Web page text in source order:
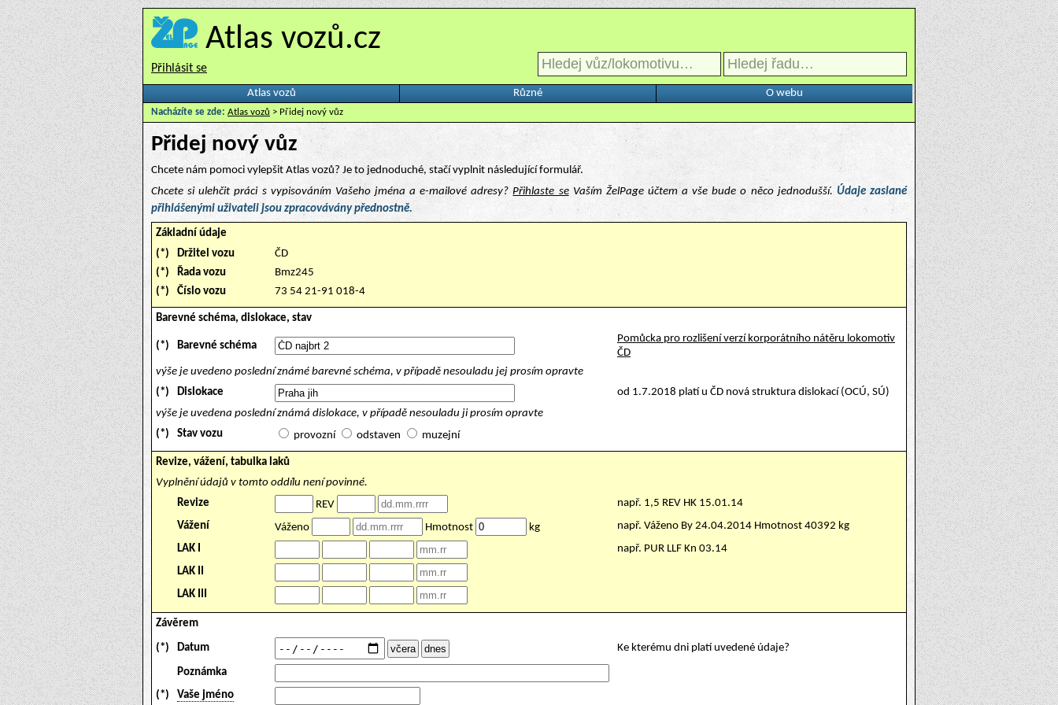
Atlas vozů.cz
Přihlásit se
Atlas vozů Různé O webu
Nacházíte se zde: Atlas vozů > Přidej nový vůz
Přidej nový vůz
Chcete nám pomoci vylepšit Atlas vozů? Je to jednoduché, stačí vyplnit následující formulář.
Chcete si ulehčit práci s vypisováním Vašeho jména a e-mailové adresy?Přihlaste seVaším ŽelPage účtem a vše bude o něco jednodušší. Údaje zaslané
přihlášenými uživateli jsou zpracovávány přednostně.
Základní údaje
(*)
Držitel vozu
ČD
(*)
Řada vozu
Bmz245
(*)
Číslo vozu 73 54 21-91 018-4
Barevné schéma, dislokace, stav
(*) Barevné schéma
Pomůcka pro rozlišení verzí korporátního nátěru lokomotiv
ČD
výše je uvedeno poslední známé barevné schéma, v případě nesouladu jej prosím opravte
(*)
Dislokace
od 1.7.2018 platí u ČD nová struktura dislokací (OCÚ, SÚ)
výše je uvedena poslední známá dislokace, v případě nesouladu ji prosím opravte
(*)
Stav vozu provozní odstaven muzejní
Revize, vážení, tabulka laků
Vyplnění údajů v tomto oddílu není povinné.
Revize
REV
např. 1,5 REV HK 15.01.14
Vážení
Váženo Hmotnost kg
např. Váženo By 24.04.2014 Hmotnost 40392 kg
LAK I
např. PUR LLF Kn 03.14
LAK II
LAK III
Závěrem
(*) Datum Ke kterému dni platí uvedené údaje?
Poznámka
(*)
Vaše jméno